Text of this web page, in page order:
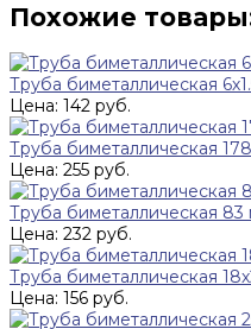
Похожие
Труба биметаллическая
Цена: 142 руб.
Труба биметаллическая
Цена: 255 руб.
Труба биметаллическая
Цена: 232 руб.
Труба биметаллическая
Цена: 156 руб.